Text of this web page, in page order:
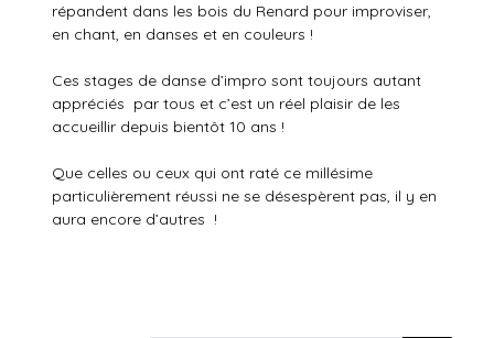
répandent dans les bois du Renard pour improviser,
en chant, en danses et en couleurs !
Ces stages de danse d’impro sont toujours autant
appréciés par tous et c’est un réel plaisir de les
accueillir depuis bientôt 10 ans !
Que celles ou ceux qui ont raté ce millésime
particulièrement réussi ne se désespèrent pas, il y en
aura encore d’autres !